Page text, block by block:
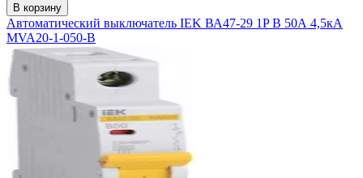
В корзину
Автоматический выключатель IEK ВА47-29 1P B 50А 4,5кА
MVA20-1-050-B